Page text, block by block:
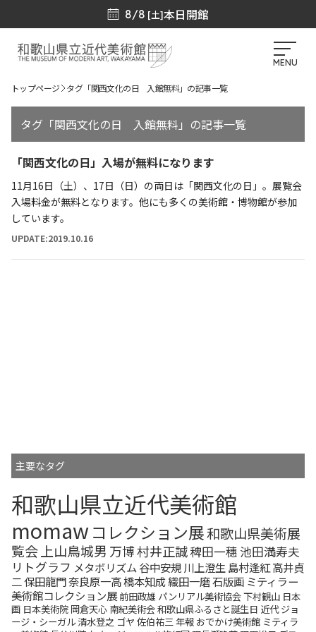
8/8 [土]本日開館
MENU
トップページ タグ「関西文化の日 入館無料」の記事一覧
タグ「関西文化の日 入館無料」の記事一覧
「関西文化の日」入場が無料になります
11月16日（土）、17日（日）の両日は「関西文化の日」。展覧会
入場料金が無料となります。他にも多くの美術館・博物館が参加
しています。
UPDATE:2019.10.16
主要なタグ
和歌山県立近代美術館
momawコレクション展和歌山県美術展
覧会 上山鳥城男 万博村井正誠稗田一穗 池田満寿夫
リトグラフ メタボリズム 谷中安規 川上澄生 島村逢紅高井貞
二保田龍門奈良原一高橋本知成織田一磨石版画 ミティラー
美術館コレクション展 前田政雄 パンリアル美術協会下村観山 日本
画 日本美術院 岡倉天心 南紀美術会和歌山県ふるさと誕生日 近代 ジョ
ージ・シーガル清水登之 ゴヤ 佐伯祐三 年報 おでかけ美術館 ミティラ